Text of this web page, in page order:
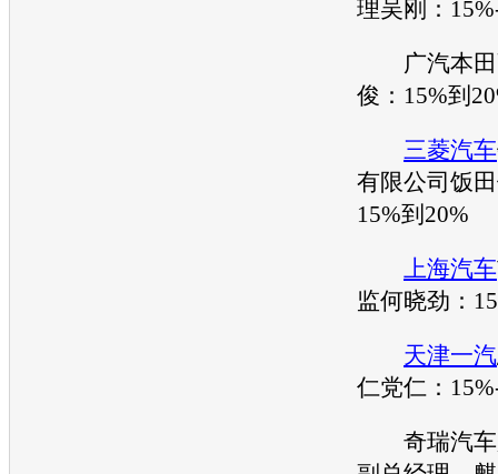
理吴刚：
广汽本田
俊：15%到
三菱汽车
有限公司饭
15%到20%
上海汽车
监何晓劲：
天津一汽
仁党仁：
奇瑞汽车